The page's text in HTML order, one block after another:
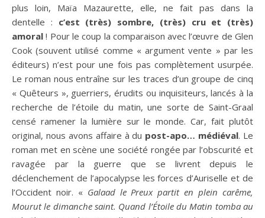
plus loin, Maïa Mazaurette, elle, ne fait pas dans la
dentelle : c’est (très) sombre, (très) cru et (très)
amoral ! Pour le coup la comparaison avec l’œuvre de Glen
Cook (souvent utilisé comme « argument vente » par les
éditeurs) n’est pour une fois pas complètement usurpée.
Le roman nous entraîne sur les traces d’un groupe de cinq
« Quêteurs », guerriers, érudits ou inquisiteurs, lancés à la
recherche de l’étoile du matin, une sorte de Saint-Graal
censé ramener la lumière sur le monde. Car, fait plutôt
original, nous avons affaire à du post-apo… médiéval. Le
roman met en scène une société rongée par l’obscurité et
ravagée par la guerre que se livrent depuis le
déclenchement de l’apocalypse les forces d’Auriselle et de
l’Occident noir. « Galaad le Preux partit en plein carême,
Mourut le dimanche saint. Quand l’Étoile du Matin tomba au